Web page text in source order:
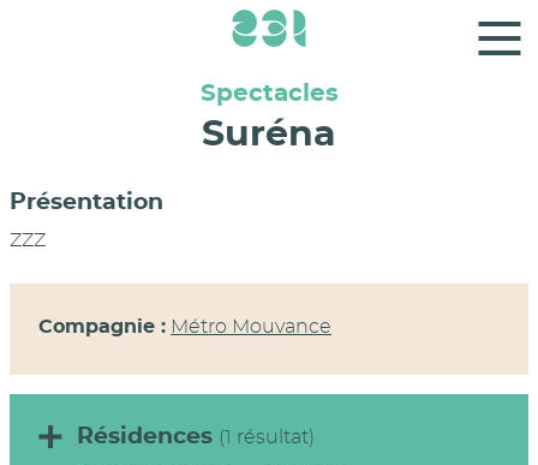
Panneau de gestion des cookies
Spectacles
Suréna
Présentation
ZZZ
Compagnie : Métro Mouvance
Résidences (1 résultat)